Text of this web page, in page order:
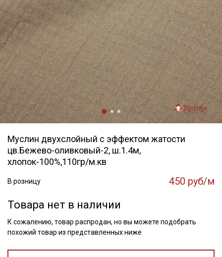
Муслин двухслойный с эффектом жатости
цв.Бежево-оливковый-2, ш.1.4м,
хлопок-100%,110гр/м.кв
В розницу 450 руб/м
Товара нет в наличии
К сожалению, товар распродан, но вы можете подобрать
похожий товар из представленных ниже